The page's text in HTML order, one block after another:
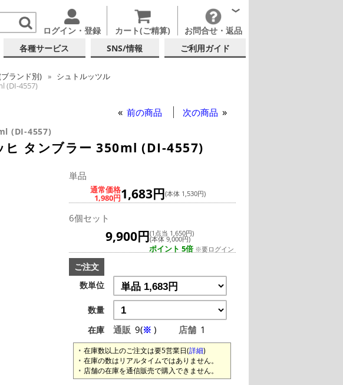
ログイン・登録 カート(ご精算) お問合せ・返品
各種サービス SNS/情報 ご利用ガイド
ランド別)
シュトルッツル
(DI-4557)
前の商品 次の商品
(DI-4557)
ヒ タンブラー 350ml (DI-4557)
単品
通常価格
1,980円1,683円(本体 1,530円)
6個セット
9,900円(1点当 1,650円)
(本体 9,000円)
ポイント 5倍 ※要ログイン
ご注文
数単位
数量
在庫
通販 9(※ ) 店舗 1
在庫数以上のご注文は要5営業日(詳細)
在庫の数はリアルタイムではありません。
店舗の在庫を通信販売で購入できません。